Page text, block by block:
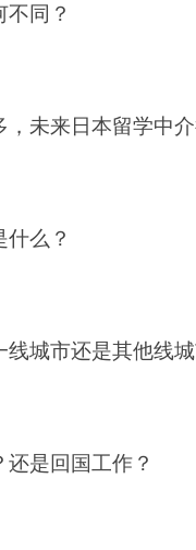
同？
未来日本留学中
么？
城市还是其他线城
是回国工作？